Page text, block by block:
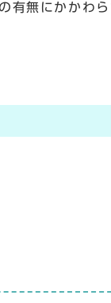
有無にかかわ